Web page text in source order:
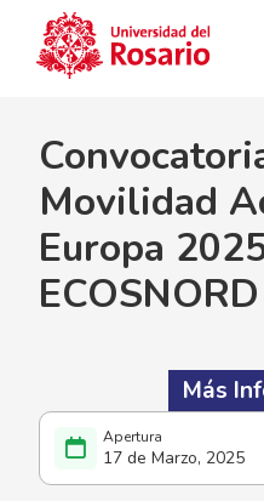
17 de Marzo, 2025
Movilidad
Europa
ECOSNORD
Más